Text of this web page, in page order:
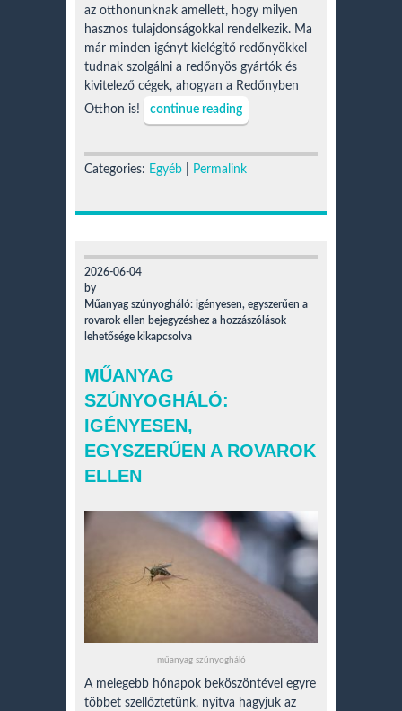
az otthonunknak amellett, hogy milyen
hasznos tulajdonságokkal rendelkezik. Ma
már minden igényt kielégítő redőnyökkel
tudnak szolgálni a redőnyös gyártók és
kivitelező cégek, ahogyan a Redőnyben
Otthon is!
continue reading
Categories: Egyéb Permalink
2026-06-04
by
Műanyag szúnyogháló: igényesen, egyszerűen a
rovarok ellen bejegyzéshez a hozzászólások
lehetősége kikapcsolva
MŰANYAG
SZÚNYOGHÁLÓ:
IGÉNYESEN,
EGYSZERŰEN A ROVAROK
ELLEN
műanyag szúnyogháló
A melegebb hónapok beköszöntével egyre
többet szellőztetünk, nyitva hagyjuk az